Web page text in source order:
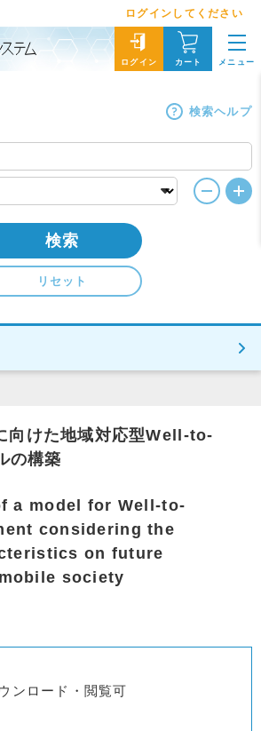
ログインしてください
ログイン カート メニュー
検索ヘルプ
検索
リセット
向けた地域対応型Well-to-
の構築
a model for Well-to-
considering the
on future
society
ンロード・閲覧可